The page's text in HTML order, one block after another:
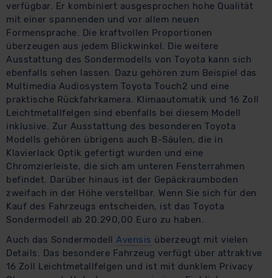
verfügbar. Er kombiniert ausgesprochen hohe Qualität
mit einer spannenden und vor allem neuen
Formensprache. Die kraftvollen Proportionen
überzeugen aus jedem Blickwinkel. Die weitere
Ausstattung des Sondermodells von Toyota kann sich
ebenfalls sehen lassen. Dazu gehören zum Beispiel das
Multimedia Audiosystem Toyota Touch2 und eine
praktische Rückfahrkamera. Klimaautomatik und 16 Zoll
Leichtmetallfelgen sind ebenfalls bei diesem Modell
inklusive. Zur Ausstattung des besonderen Toyota
Modells gehören übrigens auch B-Säulen, die in
Klavierlack Optik gefertigt wurden und eine
Chromzierleiste, die sich am unteren Fensterrahmen
befindet. Darüber hinaus ist der Gepäckraumboden
zweifach in der Höhe verstellbar. Wenn Sie sich für den
Kauf des Fahrzeugs entscheiden, ist das Toyota
Sondermodell ab 20.290,00 Euro zu haben.
Auch das Sondermodell Avensis überzeugt mit vielen
Details. Das besondere Fahrzeug verfügt über attraktive
16 Zoll Leichtmetallfelgen und ist mit dunklem Privacy